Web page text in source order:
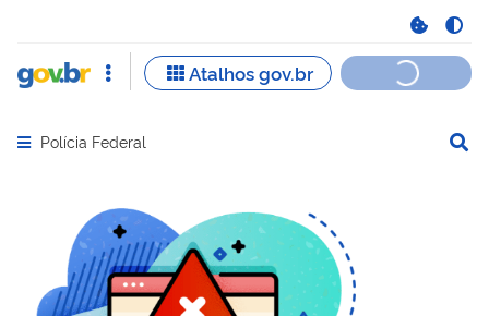
Abrir menu principal de navegação
Polícia Federal